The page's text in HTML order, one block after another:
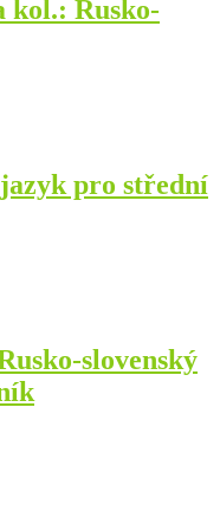
kol.: Rusko-
pro střední
slovenský